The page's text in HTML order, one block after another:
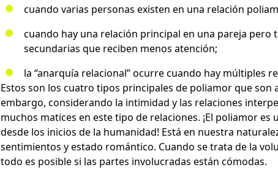
cuando varias personas existen en una relación
cuando hay una relación principal en una pareja pero
secundarias que reciben menos atención;
la “anarquía relacional” ocurre cuando hay múltiples
Estos son los cuatro tipos principales de poliamor que son
embargo, considerando la intimidad y las relaciones
muchos matices en este tipo de relaciones. ¡El poliamor
desde los inicios de la humanidad! Está en nuestra
sentimientos y estado romántico. Cuando se trata de la
todo es posible si las partes involucradas están cómodas.